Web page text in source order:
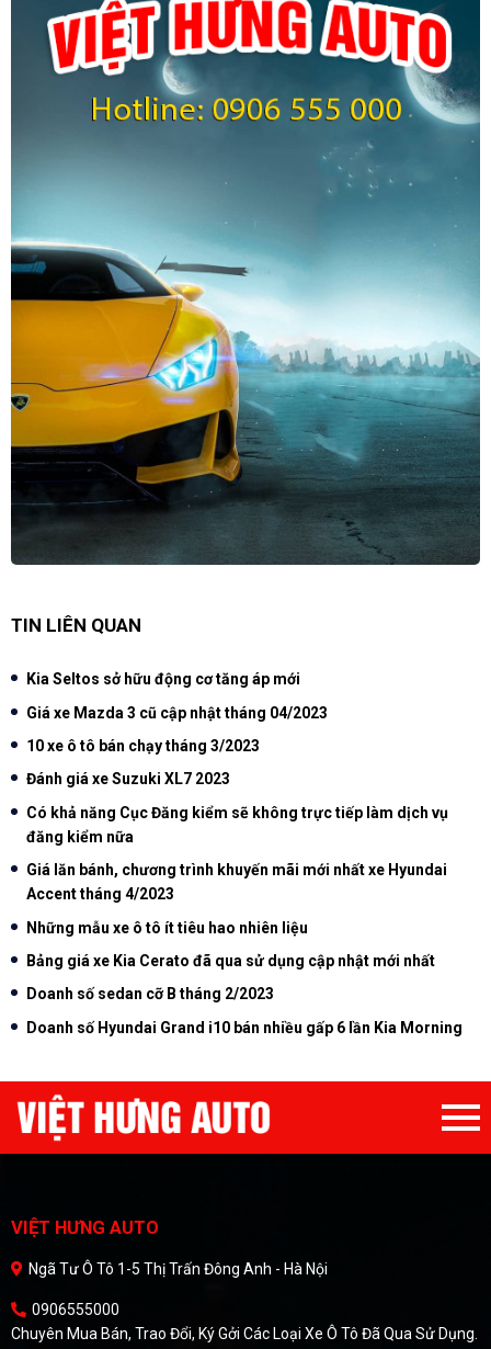
TIN LIÊN QUAN
Kia Seltos sở hữu động cơ tăng áp mới
Giá xe Mazda 3 cũ cập nhật tháng 04/2023
10 xe ô tô bán chạy tháng 3/2023
Đánh giá xe Suzuki XL7 2023
Có khả năng Cục Đăng kiểm sẽ không trực tiếp làm dịch vụ
đăng kiểm nữa
Giá lăn bánh, chương trình khuyến mãi mới nhất xe Hyundai
Accent tháng 4/2023
Những mẫu xe ô tô ít tiêu hao nhiên liệu
Bảng giá xe Kia Cerato đã qua sử dụng cập nhật mới nhất
Doanh số sedan cỡ B tháng 2/2023
Doanh số Hyundai Grand i10 bán nhiều gấp 6 lần Kia Morning
VIỆT HƯNG AUTO
Ngã Tư Ô Tô 1-5 Thị Trấn Đông Anh - Hà Nội
0906555000
Chuyên Mua Bán, Trao Đổi, Ký Gởi Các Loại Xe Ô Tô Đã Qua Sử Dụng.